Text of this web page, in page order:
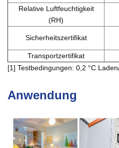
Relative Luftfeuchtigkeit
(RH)
Sicherheitszertifikat
Transportzertifikat
[1] Testbedingungen: 0,2 °C
Anwendung